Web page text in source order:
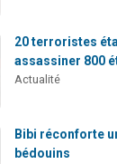
20 terroristes
assassiner 800
Actualité
Bibi réconforte
bédouins